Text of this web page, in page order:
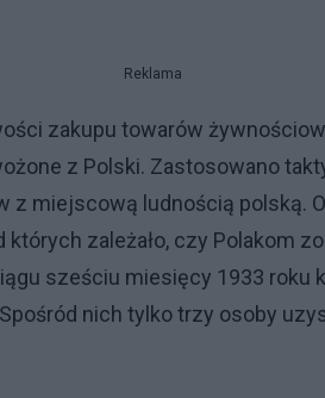
Reklama
zakupu towarów
z Polski. Zastosowano
miejscową ludnością polską.
których zależało, czy Polakom
sześciu miesięcy 1933 roku
nich tylko trzy osoby